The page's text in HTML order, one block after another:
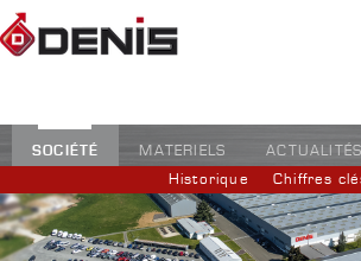
SOCIÉTÉ
Historique Chiffres
MATERIELS ACTUALITÉS